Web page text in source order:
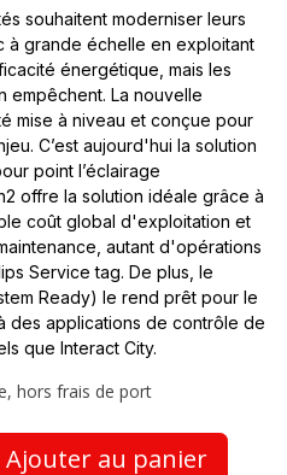
souhaitent moderniser leurs
à grande échelle en exploitant
énergétique, mais les
empêchent. La nouvelle
mise à niveau et conçue pour
C’est aujourd'hui la solution
point l’éclairage
offre la solution idéale grâce à
coût global d'exploitation et
autant d'opérations
Service tag. De plus, le
Ready) le rend prêt pour le
des applications de contrôle de
que Interact City.
hors frais de port
Ajouter au panier